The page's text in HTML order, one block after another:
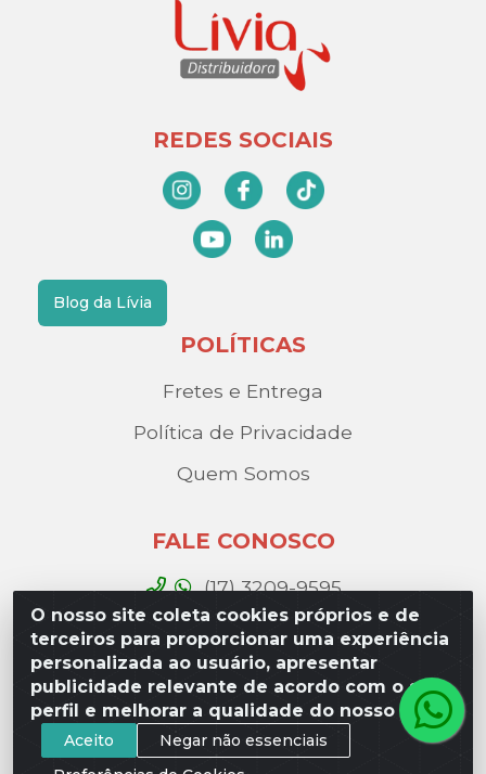
O nosso site coleta cookies próprios e de
terceiros para proporcionar uma experiência
personalizada ao usuário, apresentar
publicidade relevante de acordo com o seu
perfil e melhorar a qualidade do nosso site.
Aceito
Negar não essenciais
REDES SOCIAIS
Blog da Lívia
POLÍTICAS
Fretes e Entrega
Política de Privacidade
Quem Somos
FALE CONOSCO
(17) 3209-9595
contato@liviadistribuidora.com.br
BAIXE NOSSO APP